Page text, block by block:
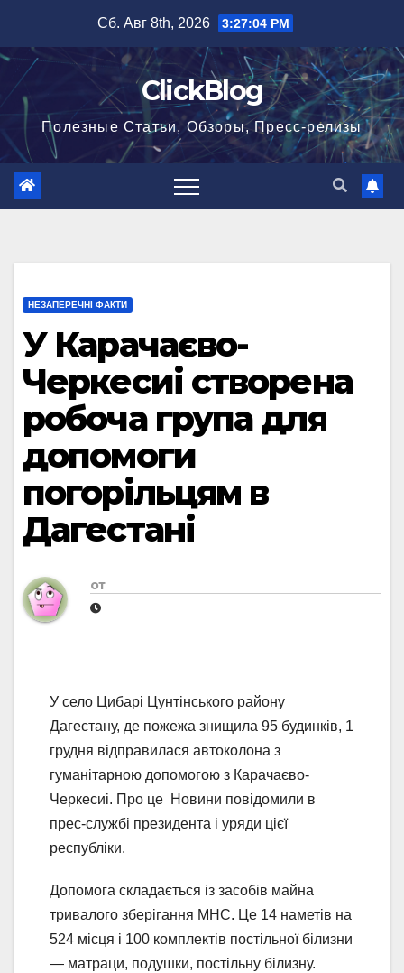
содержимому
Сб. Авг 8th, 2026 3:27:04 PM
ClickBlog
Полезные Статьи, Обзоры, Пресс-релизы
НЕЗАПЕРЕЧНІ ФАКТИ
У Карачаєво-
Черкесиі створена
робоча група для
допомоги
погорільцям в
Дагестані
от
У село Цибарі Цунтінського району
Дагестану, де пожежа знищила 95 будинків, 1
грудня відправилася автоколона з
гуманітарною допомогою з Карачаєво-
Черкесиі. Про це Новини повідомили в
прес-службі президента і уряди цієї
республіки.
Допомога складається із засобів майна
тривалого зберігання МНС. Це 14 наметів на
524 місця і 100 комплектів постільної білизни
— матраци, подушки, постільну білизну.